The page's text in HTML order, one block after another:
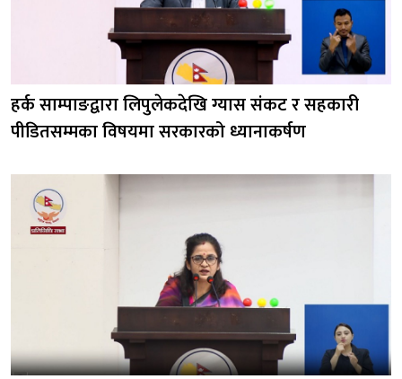
हर्क साम्पाङद्वारा लिपुलेकदेखि ग्यास संकट र सहकारी
पीडितसम्मका विषयमा सरकारको ध्यानाकर्षण